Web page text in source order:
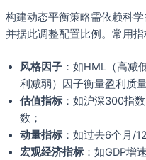
构建动态平衡策略需依赖科
并据此调整配置比例。常用指
风格因子 ：如HML（高减
利减弱）因子衡量盈利质量
估值指标 ：如沪深300指
数；
动量指标 ：如过去6个月/
宏观经济指标 ：如GDP增